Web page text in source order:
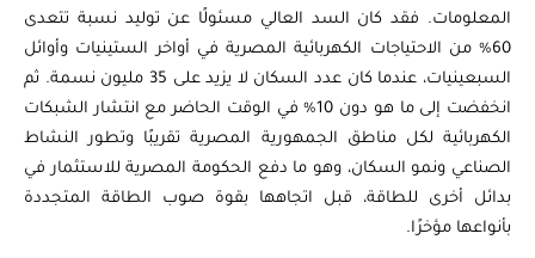
المعلومات. فقد كان السد العالي مسئولًا عن توليد نسبة تتعدى
60% من الاحتياجات الكهربائية المصرية في أواخر الستينيات وأوائل
السبعينيات، عندما كان عدد السكان لا يزيد على 35 مليون نسمة. ثم
انخفضت إلى ما هو دون 10% في الوقت الحاضر مع انتشار الشبكات
الكهربائية لكل مناطق الجمهورية المصرية تقريبًا وتطور النشاط
الصناعي ونمو السكان، وهو ما دفع الحكومة المصرية للاستثمار في
بدائل أخرى للطاقة، قبل اتجاهها بقوة صوب الطاقة المتجددة
بأنواعها مؤخرًا.